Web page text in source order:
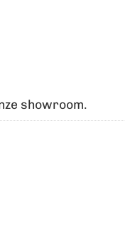
showroom.